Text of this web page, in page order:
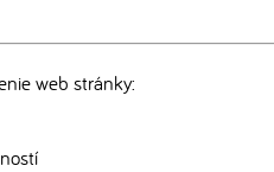
web stránky: